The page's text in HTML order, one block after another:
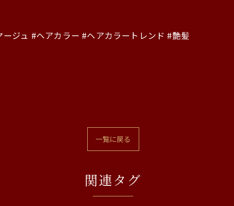
ジュ #ヘアカラー #ヘアカラートレンド #艶髪
一覧に戻る
関連タグ